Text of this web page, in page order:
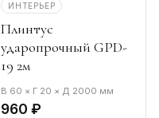
ИНТЕРЬЕР
Плинтус
ударопрочный GPD-
19 2м
В 60 × Г 20 × Д 2000 мм
960 ₽